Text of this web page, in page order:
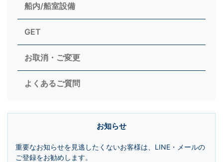
船内/船室設備
GET
お取消・ご変更
よくあるご質問
お知らせ
重要なお知らせを見逃したくないお客様は、LINE・メールの
ご登録をお勧めします。